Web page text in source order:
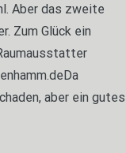
Aber das zweite
Zum Glück ein
aber ein gutes